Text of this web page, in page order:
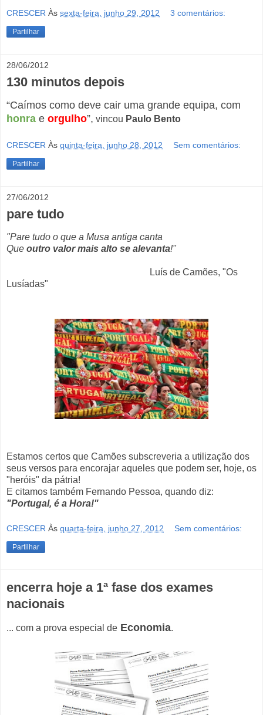
CRESCER Às sexta-feira, junho 29, 2012 3 comentários:
Partilhar
28/06/2012
130 minutos depois
“Caímos como deve cair uma grande equipa, com
honra e orgulho”, vincou Paulo Bento
CRESCER Às quinta-feira, junho 28, 2012 Sem comentários:
Partilhar
27/06/2012
pare tudo
"Pare tudo o que a Musa antiga canta
Que outro valor mais alto se alevanta!"
Luís de Camões, "Os
Lusíadas"
Estamos certos que Camões subscreveria a utilização dos
seus versos para encorajar aqueles que podem ser, hoje, os
"heróis" da pátria!
E citamos também Fernando Pessoa, quando diz:
"Portugal, é a Hora!"
CRESCER Às quarta-feira, junho 27, 2012 Sem comentários:
Partilhar
encerra hoje a 1ª fase dos exames
nacionais
... com a prova especial de Economia.